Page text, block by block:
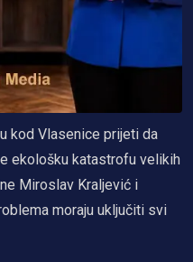
kod Vlasenice prijeti da
ekološku katastrofu velikih
Miroslav Kraljević i
moraju uključiti svi